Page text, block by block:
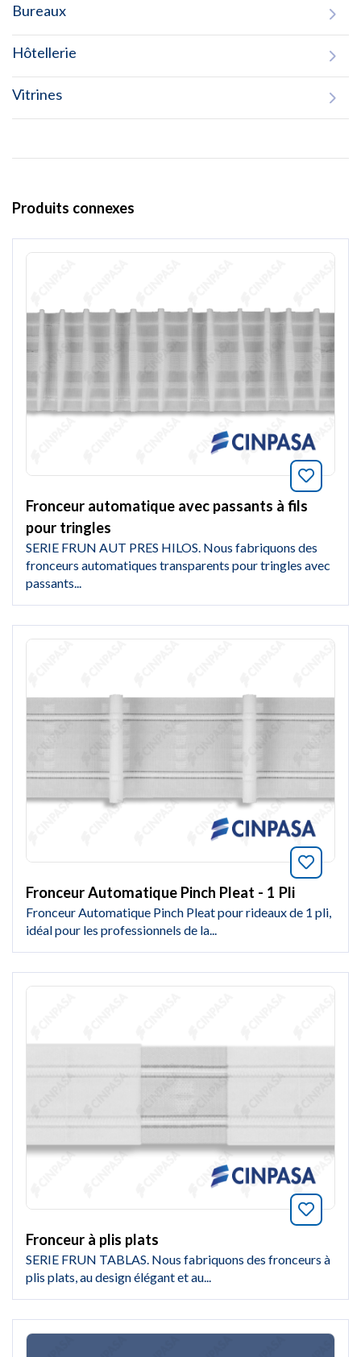
Bureaux
Hôtellerie
Vitrines
Produits connexes
Fronceur automatique avec passants à fils
pour tringles
SERIE FRUN AUT PRES HILOS. Nous fabriquons des
fronceurs automatiques transparents pour tringles avec
passants...
Fronceur Automatique Pinch Pleat - 1 Pli
Fronceur Automatique Pinch Pleat pour rideaux de 1 pli,
idéal pour les professionnels de la...
Fronceur à plis plats
SERIE FRUN TABLAS. Nous fabriquons des fronceurs à
plis plats, au design élégant et au...